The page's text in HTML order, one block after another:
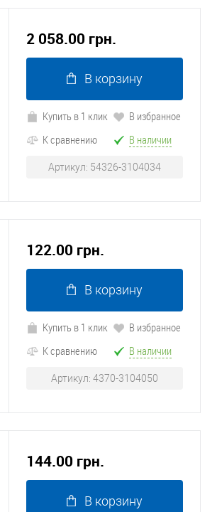
2 058.00 грн.
В корзину
Купить в 1 клик
В избранное
К сравнению
В наличии
Артикул: 54326-3104034
122.00 грн.
В корзину
Купить в 1 клик
В избранное
К сравнению
В наличии
Артикул: 4370-3104050
144.00 грн.
В корзину